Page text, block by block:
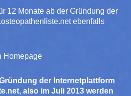
12 Monate ab der Gründung der
ebenfalls
Homepage
der Internetplattform
also im Juli 2013 werden